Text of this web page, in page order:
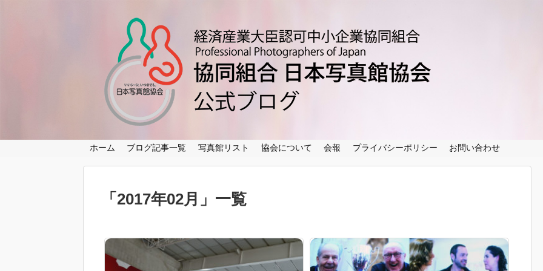
ホーム ブログ記事一覧 写真館リスト 協会について 会報 プライバシーポリシー お問い合わせ
「 2017年02月 」 一覧
ホーム
ブログ記事一覧
写真館リスト
会報